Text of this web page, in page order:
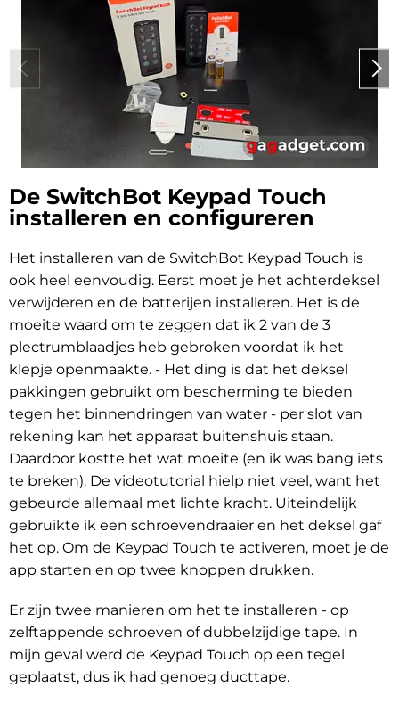
De SwitchBot Keypad Touch
installeren en configureren
Het installeren van de SwitchBot Keypad Touch is
ook heel eenvoudig. Eerst moet je het achterdeksel
verwijderen en de batterijen installeren. Het is de
moeite waard om te zeggen dat ik 2 van de 3
plectrumblaadjes heb gebroken voordat ik het
klepje openmaakte. - Het ding is dat het deksel
pakkingen gebruikt om bescherming te bieden
tegen het binnendringen van water - per slot van
rekening kan het apparaat buitenshuis staan.
Daardoor kostte het wat moeite (en ik was bang iets
te breken). De videotutorial hielp niet veel, want het
gebeurde allemaal met lichte kracht. Uiteindelijk
gebruikte ik een schroevendraaier en het deksel gaf
het op. Om de Keypad Touch te activeren, moet je de
app starten en op twee knoppen drukken.
Er zijn twee manieren om het te installeren - op
zelftappende schroeven of dubbelzijdige tape. In
mijn geval werd de Keypad Touch op een tegel
geplaatst, dus ik had genoeg ducttape.